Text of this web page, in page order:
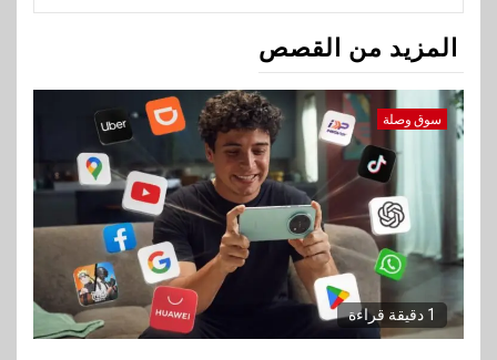
المزيد من القصص
سوق وصلة
1 دقيقة قراءة